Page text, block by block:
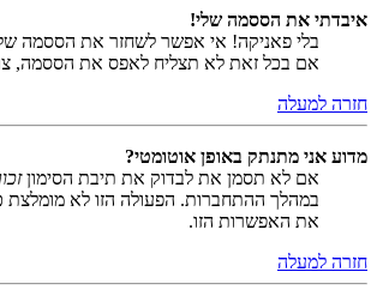
איבדתי את הססמה שלי!
בלי פאניקה! אי אפשר לשחזר את הססמה
אם בכל זאת לא תצליח לאפס את הססמה,
חזרה למעלה
מדוע אני מתנתק באופן אוטומטי?
אם לא תסמן את לבדוק את תיבת הסימון
במהלך ההתחברות. הפעולה הזו לא
את האפשרות הזו.
חזרה למעלה